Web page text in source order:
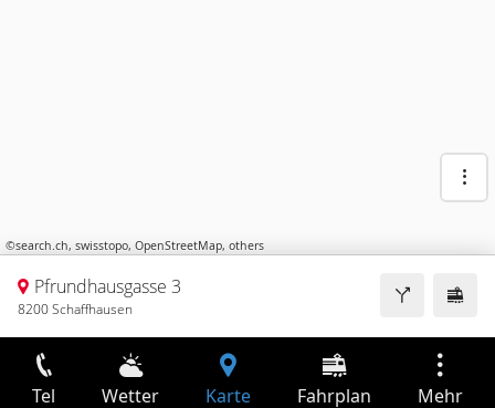
©search.ch, swisstopo, OpenStreetMap, others
Pfrundhausgasse 3
8200 Schaffhausen
Tel Wetter Karte Fahrplan Mehr